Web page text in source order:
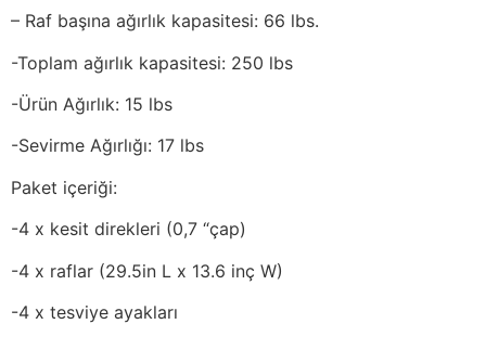
– Raf başına ağırlık kapasitesi: 66 lbs.
-Toplam ağırlık kapasitesi: 250 lbs
-Ürün Ağırlık: 15 lbs
-Sevirme Ağırlığı: 17 lbs
Paket içeriği:
-4 x kesit direkleri (0,7 “çap)
-4 x raflar (29.5in L x 13.6 inç W)
-4 x tesviye ayakları